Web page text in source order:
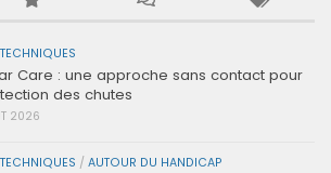
Care : une approche sans contact pour
des chutes
2026
/ AUTOUR DU HANDICAP